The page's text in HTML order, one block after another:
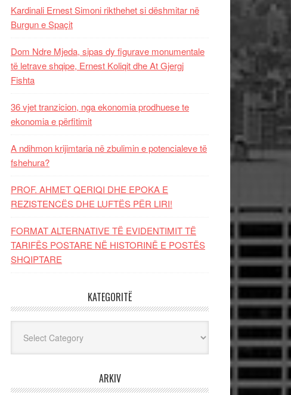
Kardinali Ernest Simoni rikthehet si dëshmitar në
Burgun e Spaçit
Dom Ndre Mjeda, sipas dy figurave monumentale
të letrave shqipe, Ernest Koliqit dhe At Gjergj
Fishta
36 vjet tranzicion, nga ekonomia prodhuese te
ekonomia e përfitimit
A ndihmon krijimtaria në zbulimin e potencialeve të
fshehura?
PROF. AHMET QERIQI DHE EPOKA E
REZISTENCЁS DHE LUFTЁS PЁR LIRI!
FORMAT ALTERNATIVE TË EVIDENTIMIT TË
TARIFËS POSTARE NË HISTORINË E POSTËS
SHQIPTARE
KATEGORITË
ARKIV